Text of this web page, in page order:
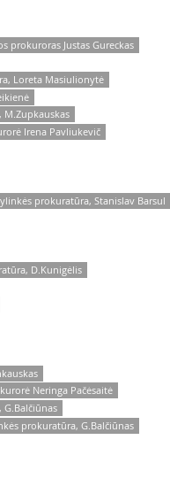
prokuroras Justas Gureckas
Loreta Masiulionytė
Irena Pavliukevič
prokuratūra, Stanislav Barsul
D.Kunigėlis
Neringa Pačėsaitė
prokuratūra, G.Balčiūnas